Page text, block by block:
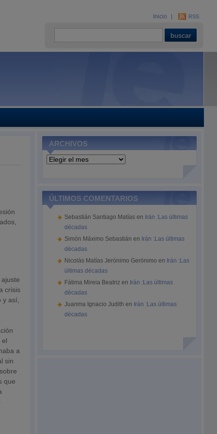
Inicio RSS
crisis
así,
el
a
sin
que
ARCHIVOS
Archivos
ÚLTIMOS COMENTARIOS
Sebastián Santiago Matías en Irán :Las últimas
décadas
Simón Máximo Sebastián en Irán :Las últimas
décadas
Nicolás Matías Jerónimo Gerónimo en Irán :Las
últimas décadas
Fátima Mireia Beatriz en Irán :Las últimas
décadas
Juanma Ignacio Judith en Irán :Las últimas
décadas